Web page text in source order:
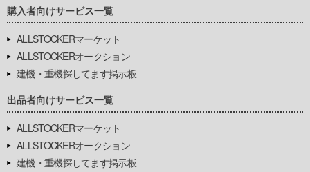
購入者向けサービス一覧
ALLSTOCKERマーケット
ALLSTOCKERオークション
建機・重機探してます掲示板
出品者向けサービス一覧
ALLSTOCKERマーケット
ALLSTOCKERオークション
建機・重機探してます掲示板